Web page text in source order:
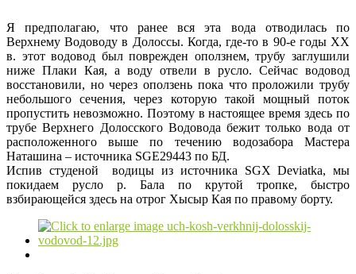
Я предполагаю, что ранее вся эта вода отводилась по
Верхнему Водоводу в Долоссы. Когда, где-то в 90-е годы ХХ
в. этот водовод был поврежден оползнем, трубу заглушили
ниже Плаки Кая, а воду отвели в русло. Сейчас водовод
восстановили, но через оползень пока что проложили трубу
небольшого сечения, через которую такой мощный поток
пропустить невозможно. Поэтому в настоящее время здесь по
трубе Верхнего Долосского Водовода бежит только вода от
расположенного выше по течению водозабора Мастера
Наташина – источника SGE29443 по БД.
Испив студеной водицы из источника SGX Deviatka, мы
покидаем русло р. Бала по крутой тропке, быстро
взбирающейся здесь на отрог Хысыр Кая по правому борту.